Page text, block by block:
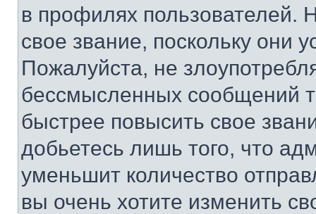
в профилях
свое звание, поскольку они
Пожалуйста, не
бессмысленных сообщений
быстрее повысить свое
добьетесь лишь того, что
уменьшит количество
вы очень хотите изменить